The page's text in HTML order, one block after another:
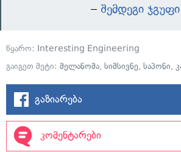
– შემდეგი ჯგუფი
წყარო: Interesting Engineering
გაიგეთ მეტი: მელანომა, სიმსივნე, საპონი,
გაზიარება
კომენტარები